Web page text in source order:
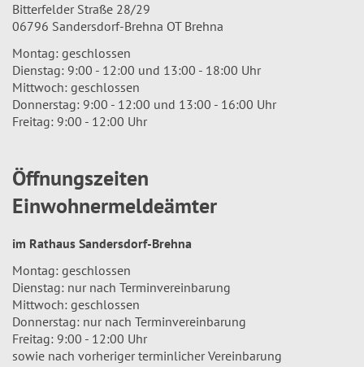
Bitterfelder Straße 28/29
06796 Sandersdorf-Brehna OT Brehna
Montag: geschlossen
Dienstag: 9:00 - 12:00 und 13:00 - 18:00 Uhr
Mittwoch: geschlossen
Donnerstag: 9:00 - 12:00 und 13:00 - 16:00 Uhr
Freitag: 9:00 - 12:00 Uhr
Öffnungszeiten
Einwohnermeldeämter
im Rathaus Sandersdorf-Brehna
Montag: geschlossen
Dienstag: nur nach Terminvereinbarung
Mittwoch: geschlossen
Donnerstag: nur nach Terminvereinbarung
Freitag: 9:00 - 12:00 Uhr
sowie nach vorheriger terminlicher Vereinbarung